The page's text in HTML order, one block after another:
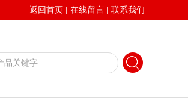
返回首页 | 在线留言 | 联系我们